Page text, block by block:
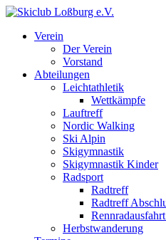
Verein
Der Verein
Vorstand
Abteilungen
Leichtathletik
Wettkämpfe
Lauftreff
Nordic Walking
Ski Alpin
Skigymnastik
Skigymnastik Kinder
Radsport
Radtreff
Radtreff
Herbstwanderung